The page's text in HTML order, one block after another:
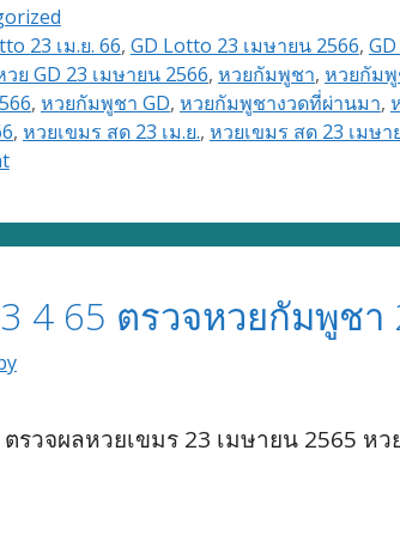
23 เม.ย. 66, GD Lotto 23 เมษายน 2566,
วย GD 23 เมษายน 2566, หวยกัมพูชา, หวยกัมพู
, หวยกัมพูชา GD, หวยกัมพูชางวดที่ผ่านมา,
, หวยเขมร สด 23 เม.ย., หวยเขมร สด 23 เมษา
4 65 ตรวจหวยกัมพูชา
ตรวจผลหวยเขมร 23 เมษายน 2565 ห